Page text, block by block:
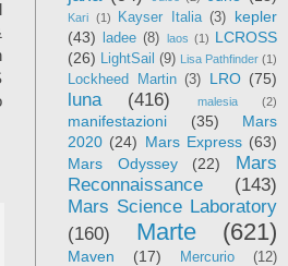
Kari (1) Kayser Italia (3)
kepler
(43)
ladee (8) laos (1) LCROSS
(26) LightSail (9) Lisa Pathfinder (1)
Lockheed Martin (3) LRO (75)
luna (416) malesia (2)
manifestazioni (35)
Mars
2020 (24) Mars Express (63)
Mars Odyssey
(22)
Mars
Reconnaissance
(143)
Mars Science Laboratory
(160)
Marte (621)
Maven (17) Mercurio
(12)